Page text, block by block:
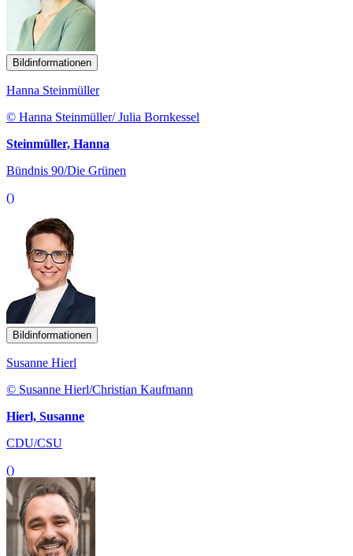
Bildinformationen
Hanna Steinmüller
© Hanna Steinmüller/ Julia Bornkessel
Steinmüller, Hanna
Bündnis 90/Die Grünen
()
Bildinformationen
Susanne Hierl
© Susanne Hierl/Christian Kaufmann
Hierl, Susanne
CDU/CSU
()